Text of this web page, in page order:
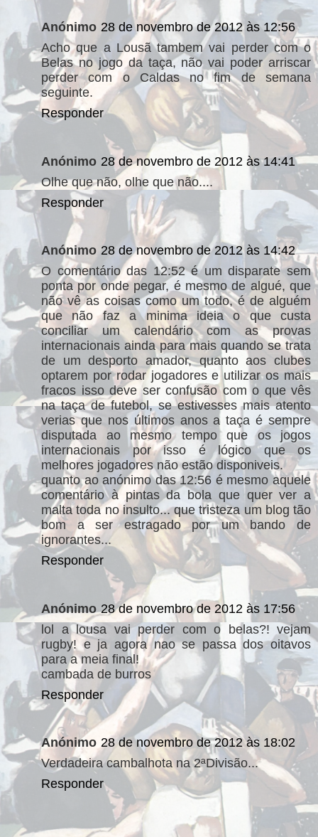
Anónimo 28 de novembro de 2012 às 12:56
Acho que a Lousã tambem vai perder com o
Belas no jogo da taça, não vai poder arriscar
perder com o Caldas no fim de semana
seguinte.
Responder
Anónimo 28 de novembro de 2012 às 14:41
Olhe que não, olhe que não....
Responder
Anónimo 28 de novembro de 2012 às 14:42
O comentário das 12:52 é um disparate sem
ponta por onde pegar, é mesmo de algué, que
não vê as coisas como um todo, é de alguém
que não faz a minima ideia o que custa
conciliar um calendário com as provas
internacionais ainda para mais quando se trata
de um desporto amador, quanto aos clubes
optarem por rodar jogadores e utilizar os mais
fracos isso deve ser confusão com o que vês
na taça de futebol, se estivesses mais atento
verias que nos últimos anos a taça é sempre
disputada ao mesmo tempo que os jogos
internacionais por isso é lógico que os
melhores jogadores não estão disponiveis.
quanto ao anónimo das 12:56 é mesmo aquele
comentário à pintas da bola que quer ver a
malta toda no insulto... que tristeza um blog tão
bom a ser estragado por um bando de
ignorantes...
Responder
Anónimo 28 de novembro de 2012 às 17:56
lol a lousa vai perder com o belas?! vejam
rugby! e ja agora nao se passa dos oitavos
para a meia final!
cambada de burros
Responder
Anónimo 28 de novembro de 2012 às 18:02
Verdadeira cambalhota na 2ªDivisão...
Responder